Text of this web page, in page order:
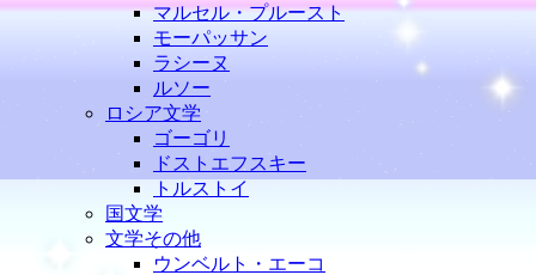
マルセル・プルースト
モーパッサン
ラシーヌ
ルソー
ロシア文学
ゴーゴリ
ドストエフスキー
トルストイ
国文学
文学その他
ウンベルト・エーコ